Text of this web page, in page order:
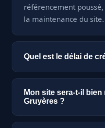
référencement
la maintenance du site.
Quel est le délai de
Un site vitrine est livré
site e-commerce ou
partir de 15 jours,
fonctionnalités
Mon site sera-t-il
Gruyères ?
Absolument. Chaque